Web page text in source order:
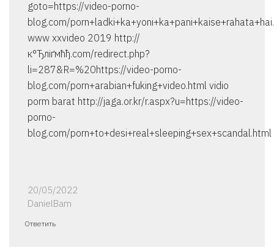
goto=https://video-porno-
blog.com/
www xxvideo 2019 http://
к°Ђліґмћђ.com/redirect.php?
li=287&R=%20https://video-porno-
blog.com/porn+arabian+fuking+video.html vidio
porm barat http://jaga.or.kr/r.aspx?u=https://video-
porno-
blog.com/porn+to+desi+real+sleeping+sex+scandal.html
20/05/2022
DanielBam
Ответить